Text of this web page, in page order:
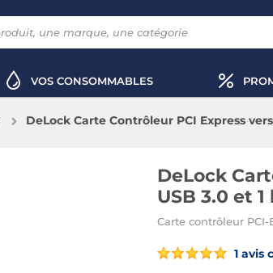
VOS CONSOMMABLES
DeLock Carte Contrôleur PCI Express
DeLock
USB 3.0 et
Carte contrôleur PCI-
1 avis